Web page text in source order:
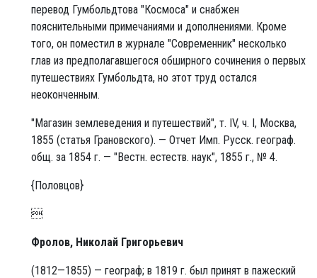
перевод Гумбольдтова "Космоса" и снабжен
пояснительными примечаниями и дополнениями. Кроме
того, он поместил в журнале "Современник" несколько
глав из предполагавшегося обширного сочинения о первых
путешествиях Гумбольдта, но этот труд остался
неоконченным.
"Магазин землеведения и путешествий", т. IV, ч. I, Москва,
1855 (статья Грановского). — Отчет Имп. Русск. географ.
общ. за 1854 г. — "Вестн. естеств. наук", 1855 г., № 4.
{Половцов}

Фролов, Николай Григорьевич
(1812—1855) — географ; в 1819 г. был принят в пажеский